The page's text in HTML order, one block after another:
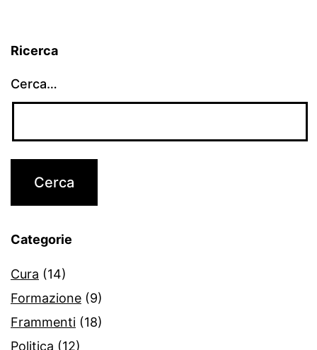
Ricerca
Cerca…
Categorie
Cura (14)
Formazione (9)
Frammenti (18)
Politica (12)